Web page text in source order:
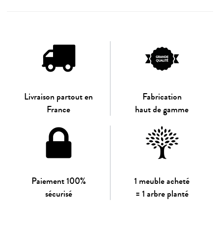
Livraison partout en
France
Fabrication
haut de gamme
Paiement 100%
sécurisé
1 meuble acheté
= 1 arbre planté